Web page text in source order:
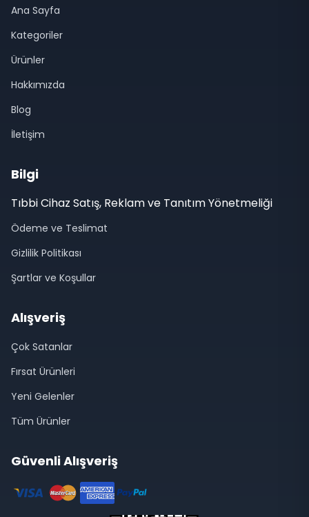
Ana Sayfa
Kategoriler
Ürünler
Hakkımızda
Blog
İletişim
Bilgi
Tıbbi Cihaz Satış, Reklam ve Tanıtım Yönetmeliği
Ödeme ve Teslimat
Gizlilik Politikası
Şartlar ve Koşullar
Alışveriş
Çok Satanlar
Fırsat Ürünleri
Yeni Gelenler
Tüm Ürünler
Güvenli Alışveriş